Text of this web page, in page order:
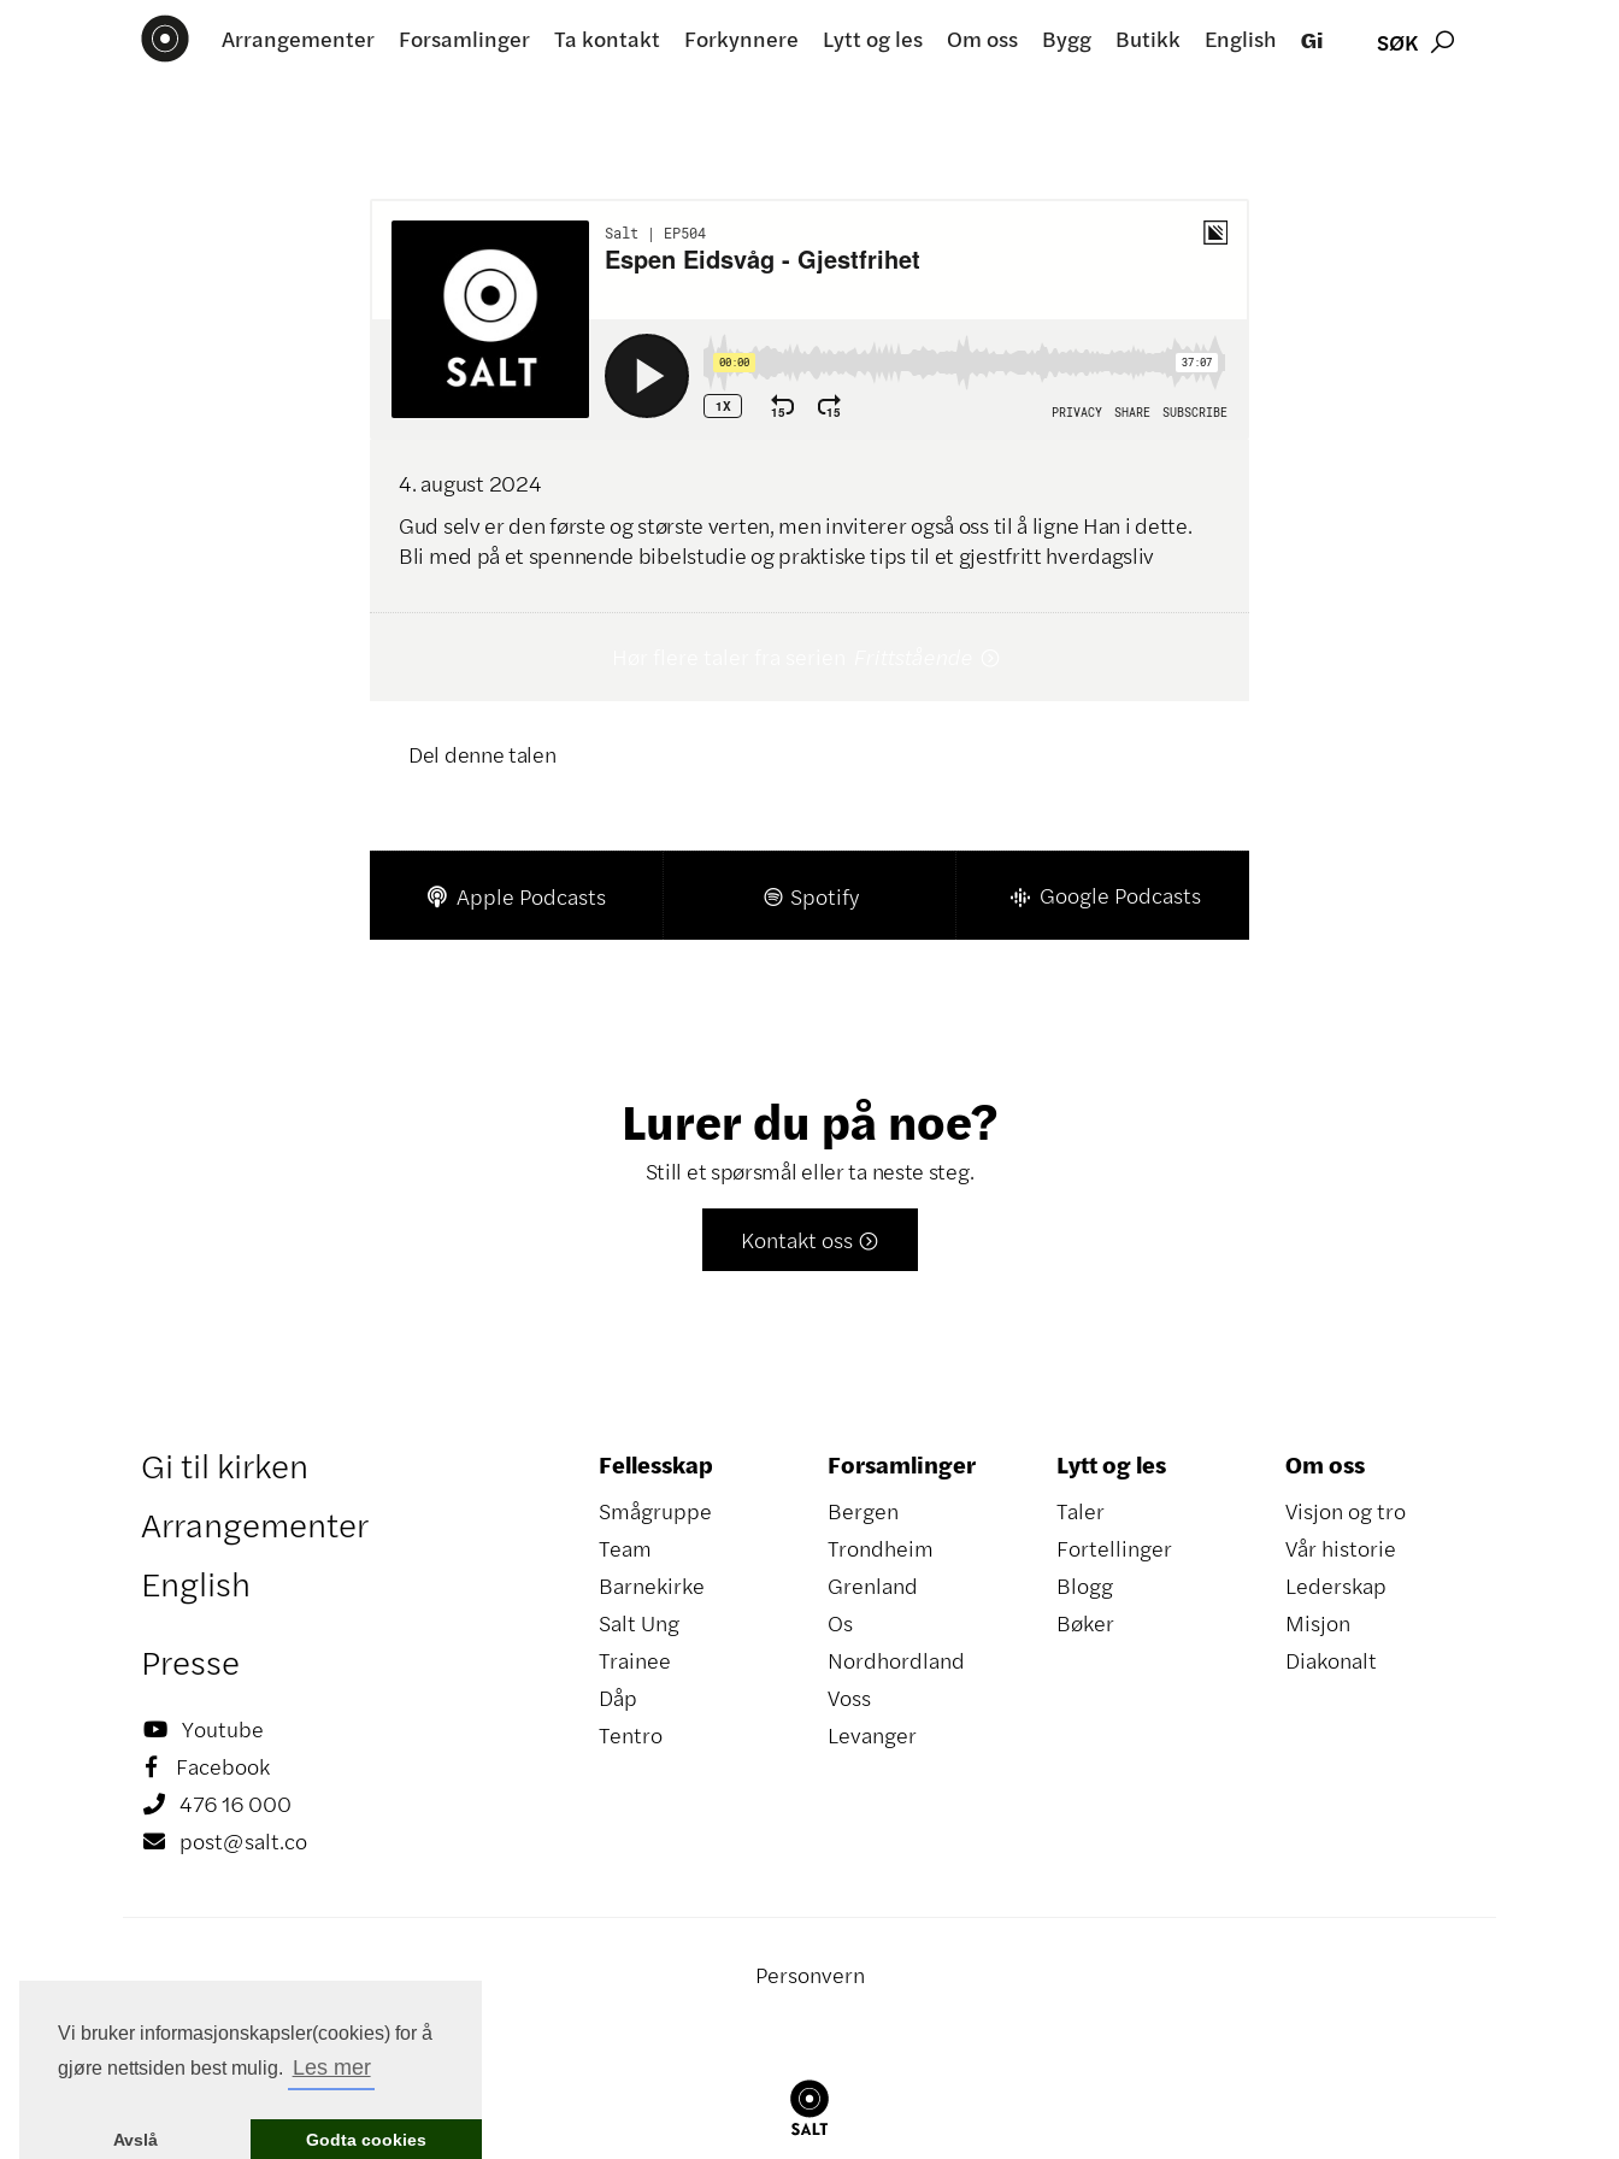
Vi bruker informasjonskapsler(cookies) for å
gjøre nettsiden best mulig. Les mer
Avslå Godta cookies
Arrangementer Forsamlinger Ta kontakt Forkynnere Lytt og les Om oss Bygg Butikk English Gi SØK 
4. august 2024
Gud selv er den første og største verten, men inviterer også oss til å ligne Han i dette.
Bli med på et spennende bibelstudie og praktiske tips til et gjestfritt hverdagsliv
Del denne talen
 Apple Podcasts  Spotify Google Podcasts
Lurer du på noe?
Still et spørsmål eller ta neste steg.
Kontakt oss 
Gi til kirken
Arrangementer
English
Presse
 Youtube
 Facebook
 476 16 000
 post@salt.co
Fellesskap
Smågruppe
Team
Barnekirke
Salt Ung
Trainee
Dåp
Tentro
Forsamlinger
Bergen
Trondheim
Grenland
Os
Nordhordland
Voss
Levanger
Lytt og les
Taler
Fortellinger
Blogg
Bøker
Om oss
Visjon og tro
Vår historie
Lederskap
Misjon
Diakonalt
Personvern